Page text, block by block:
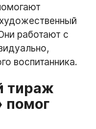
работают с
воспитанника.
тираж
помог